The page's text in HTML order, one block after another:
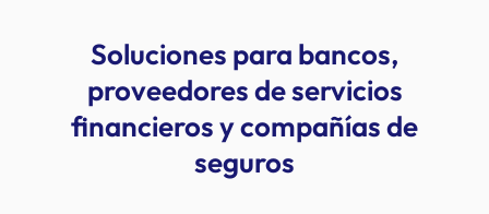
Soluciones para bancos,
proveedores de servicios
financieros y compañías de
seguros